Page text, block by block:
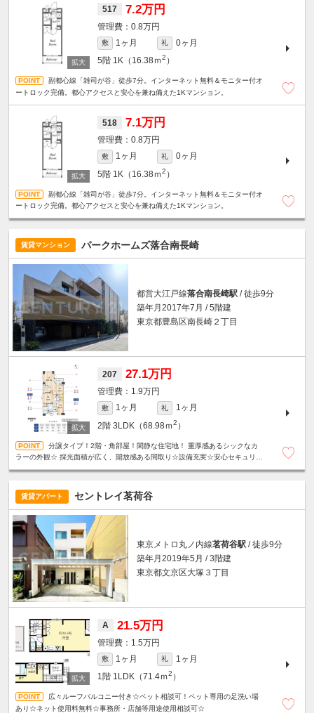
517 7.2万円
0.8万円
敷 1ヶ月 礼
0ヶ月
5階 1K（16.38ｍ2 ）
副都心線「雑司が谷」徒歩7分。インターネット無料＆モニター付オ
ートロック完備。都心アクセスと安心を兼ね備えた1Kマンション。
518 7.1万円
0.8万円
敷 1ヶ月 礼
0ヶ月
5階 1K（16.38ｍ2 ）
副都心線「雑司が谷」徒歩7分。インターネット無料＆モニター付オ
ートロック完備。都心アクセスと安心を兼ね備えた1Kマンション。
賃貸マンション パークホームズ落合南長崎
都営大江戸線落合南長崎駅 / 徒歩9分
築年月2017年7月 / 5階建
東京都豊島区南長崎２丁目
207 27.1万円
1.9万円
敷 1ヶ月 礼
1ヶ月
2階 3LDK（68.98ｍ2 ）
分譲タイプ！2階・角部屋！閑静な住宅地！ 重厚感あるシックなカ
ラーの外観☆ 採光面積が広く、開放感ある間取り☆設備充実☆安心セキュリテ
賃貸アパート セントレイ茗荷谷
東京メトロ丸ノ内線茗荷谷駅 / 徒歩9分
築年月2019年5月 / 3階建
東京都文京区大塚３丁目
A 21.5万円
1.5万円
敷 1ヶ月 礼
1ヶ月
1階 1LDK（71.4ｍ2 ）
広々ルーフバルコニー付き☆ペット相談可！ペット専用の足洗い場
あり☆ネット使用料無料☆事務所・店舗等用途使用相談可☆